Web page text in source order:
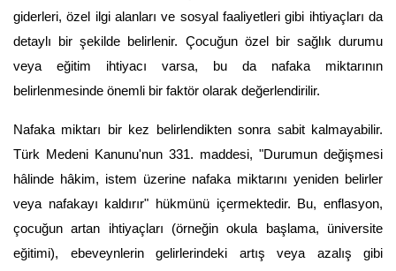
giderleri, özel ilgi alanları ve sosyal faaliyetleri gibi ihtiyaçları da
detaylı bir şekilde belirlenir. Çocuğun özel bir sağlık durumu
veya eğitim ihtiyacı varsa, bu da nafaka miktarının
belirlenmesinde önemli bir faktör olarak değerlendirilir.
Nafaka miktarı bir kez belirlendikten sonra sabit kalmayabilir.
Türk Medeni Kanunu'nun 331. maddesi, "Durumun değişmesi
hâlinde hâkim, istem üzerine nafaka miktarını yeniden belirler
veya nafakayı kaldırır" hükmünü içermektedir. Bu, enflasyon,
çocuğun artan ihtiyaçları (örneğin okula başlama, üniversite
eğitimi), ebeveynlerin gelirlerindeki artış veya azalış gibi